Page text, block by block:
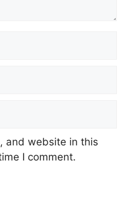
and website in this
I comment.